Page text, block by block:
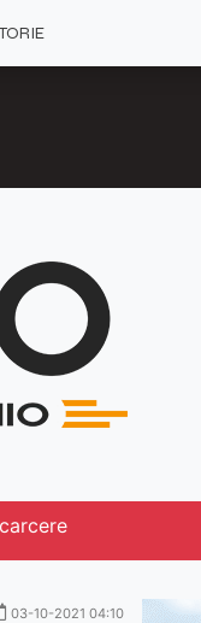
03-10-2021 04:10